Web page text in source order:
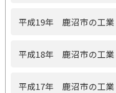
平成19年 鹿沼市の工業
平成18年 鹿沼市の工業
平成17年 鹿沼市の工業